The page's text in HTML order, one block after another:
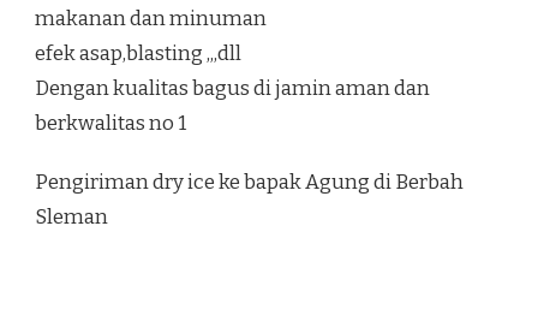
makanan dan minuman
efek asap,blasting ,,,dll
Dengan kualitas bagus di jamin aman dan
berkwalitas no 1
Pengiriman dry ice ke bapak Agung di Berbah
Sleman